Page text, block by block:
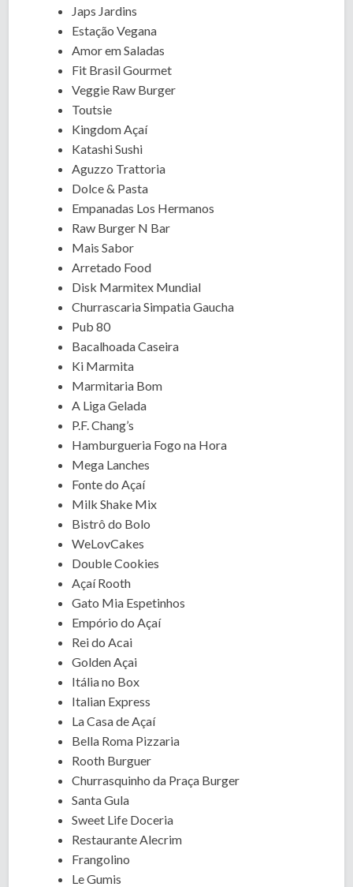
Japs Jardins
Estação Vegana
Amor em Saladas
Fit Brasil Gourmet
Veggie Raw Burger
Toutsie
Kingdom Açaí
Katashi Sushi
Aguzzo Trattoria
Dolce & Pasta
Empanadas Los Hermanos
Raw Burger N Bar
Mais Sabor
Arretado Food
Disk Marmitex Mundial
Churrascaria Simpatia Gaucha
Pub 80
Bacalhoada Caseira
Ki Marmita
Marmitaria Bom
A Liga Gelada
P.F. Chang’s
Hamburgueria Fogo na Hora
Mega Lanches
Fonte do Açaí
Milk Shake Mix
Bistrô do Bolo
WeLovCakes
Double Cookies
Açaí Rooth
Gato Mia Espetinhos
Empório do Açaí
Rei do Acai
Golden Açai
Itália no Box
Italian Express
La Casa de Açaí
Bella Roma Pizzaria
Rooth Burguer
Churrasquinho da Praça Burger
Santa Gula
Sweet Life Doceria
Restaurante Alecrim
Frangolino
Le Gumis